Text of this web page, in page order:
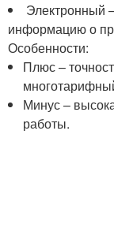
Электронный
информацию о
Особенности:
Плюс –
Минус –
работы.